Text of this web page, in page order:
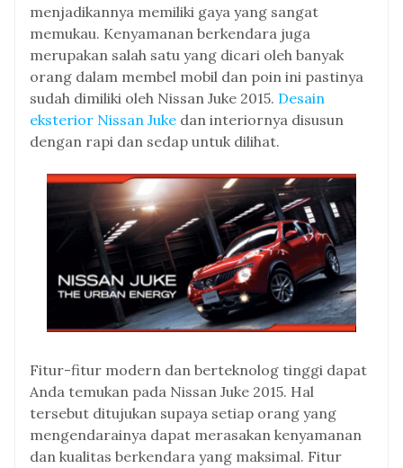
menjadikannya memiliki gaya yang sangat
memukau. Kenyamanan berkendara juga
merupakan salah satu yang dicari oleh banyak
orang dalam membel mobil dan poin ini pastinya
sudah dimiliki oleh Nissan Juke 2015. Desain
eksterior Nissan Juke dan interiornya disusun
dengan rapi dan sedap untuk dilihat.
Fitur-fitur modern dan berteknolog tinggi dapat
Anda temukan pada Nissan Juke 2015. Hal
tersebut ditujukan supaya setiap orang yang
mengendarainya dapat merasakan kenyamanan
dan kualitas berkendara yang maksimal. Fitur